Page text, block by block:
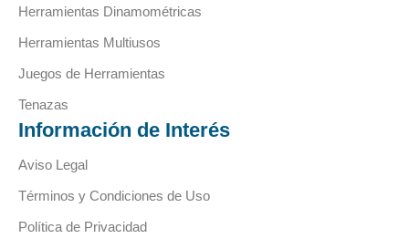
Herramientas Dinamométricas
Herramientas Multiusos
Juegos de Herramientas
Tenazas
Información de Interés
Aviso Legal
Términos y Condiciones de Uso
Política de Privacidad